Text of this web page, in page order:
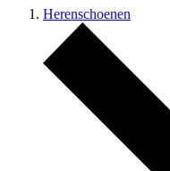
Herenschoenen